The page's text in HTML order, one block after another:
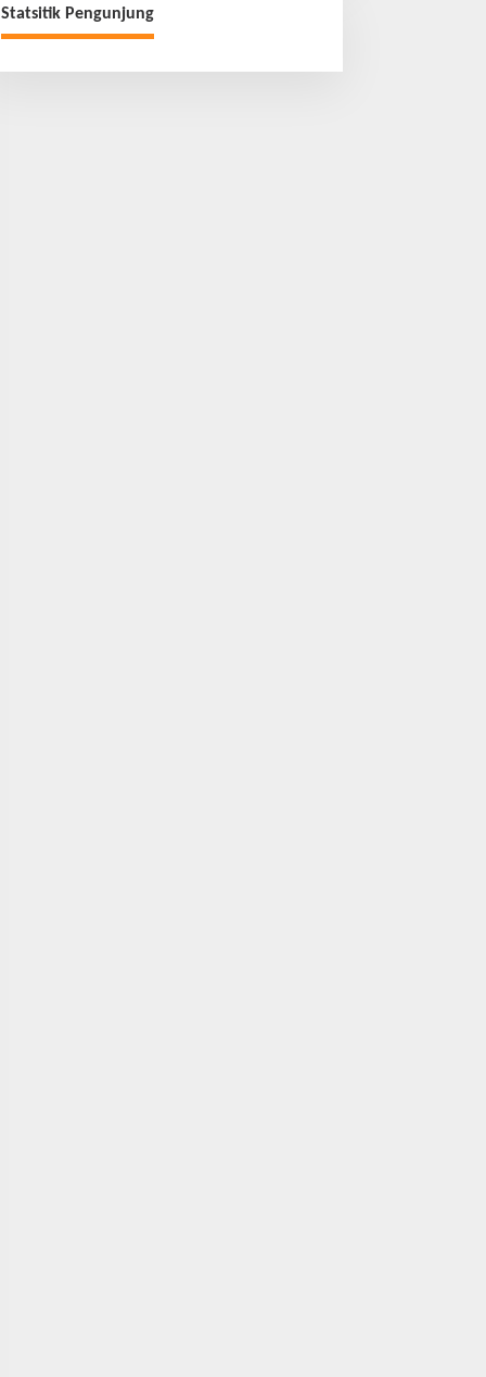
Statsitik Pengunjung